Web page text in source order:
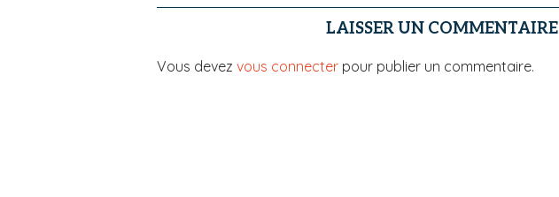
LAISSER UN COMMENTAIRE
Vous devez vous connecter pour publier un commentaire.